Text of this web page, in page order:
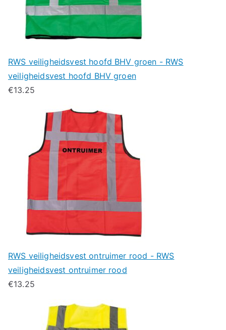
RWS veiligheidsvest hoofd BHV groen - RWS
veiligheidsvest hoofd BHV groen
€13.25
RWS veiligheidsvest ontruimer rood - RWS
veiligheidsvest ontruimer rood
€13.25